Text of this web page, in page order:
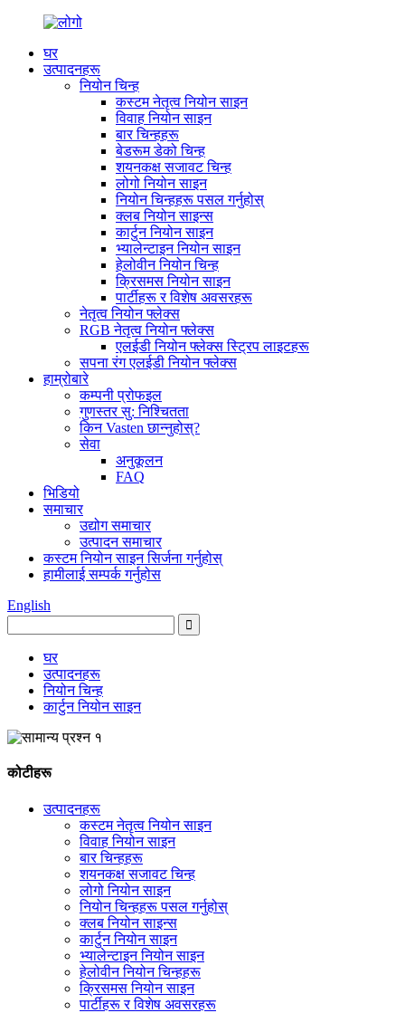
घर
उत्पादनहरू
नियोन चिन्ह
कस्टम नेतृत्व नियोन साइन
विवाह नियोन साइन
बार चिन्हहरू
बेडरूम डेको चिन्ह
शयनकक्ष सजावट चिन्ह
लोगो नियोन साइन
नियोन चिन्हहरू पसल गर्नुहोस्
क्लब नियोन साइन्स
कार्टुन नियोन साइन
भ्यालेन्टाइन नियोन साइन
हेलोवीन नियोन चिन्ह
क्रिसमस नियोन साइन
पार्टीहरू र विशेष अवसरहरू
नेतृत्व नियोन फ्लेक्स
RGB नेतृत्व नियोन फ्लेक्स
एलईडी नियोन फ्लेक्स स्ट्रिप लाइटहरू
सपना रंग एलईडी नियोन फ्लेक्स
हाम्रोबारे
कम्पनी प्रोफइल
गुणस्तर सु: निश्चितता
किन Vasten छान्नुहोस्?
सेवा
अनुकूलन
FAQ
भिडियो
समाचार
उद्योग समाचार
उत्पादन समाचार
कस्टम नियोन साइन सिर्जना गर्नुहोस्
हामीलाई सम्पर्क गर्नुहोस
English
घर
उत्पादनहरू
नियोन चिन्ह
कार्टुन नियोन साइन
कोटीहरू
उत्पादनहरू
कस्टम नेतृत्व नियोन साइन
विवाह नियोन साइन
बार चिन्हहरू
शयनकक्ष सजावट चिन्ह
लोगो नियोन साइन
नियोन चिन्हहरू पसल गर्नुहोस्
क्लब नियोन साइन्स
कार्टुन नियोन साइन
भ्यालेन्टाइन नियोन साइन
हेलोवीन नियोन चिन्हहरू
क्रिसमस नियोन साइन
पार्टीहरू र विशेष अवसरहरू